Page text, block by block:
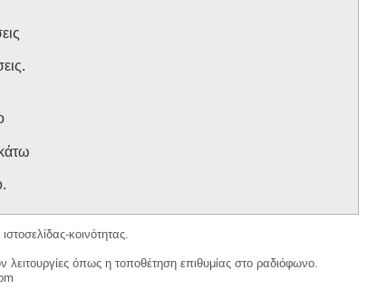
κοινότητας.
όπως η τοποθέτηση επιθυμίας στο ραδιόφωνο.